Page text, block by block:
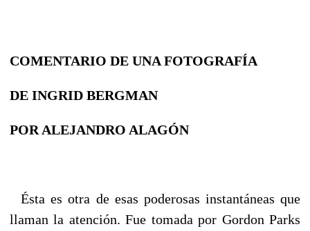
COMENTARIO DE UNA FOTOGRAFÍA
DE INGRID BERGMAN
POR ALEJANDRO ALAGÓN
Ésta es otra de esas poderosas instantáneas que
llaman la atención. Fue tomada por Gordon Parks